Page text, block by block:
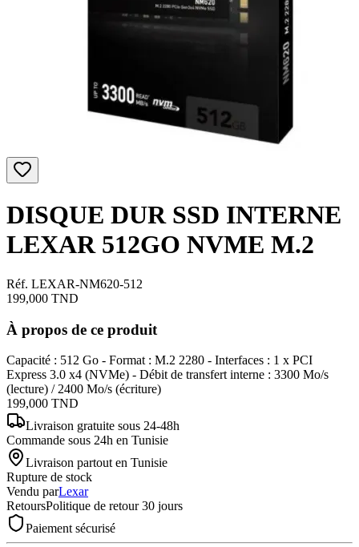
DISQUE DUR SSD INTERNE
LEXAR 512GO NVME M.2
Réf. LEXAR-NM620-512
199,000 TND
À propos de ce produit
Capacité : 512 Go - Format : M.2 2280 - Interfaces : 1 x PCI
Express 3.0 x4 (NVMe) - Débit de transfert interne : 3300 Mo/s
(lecture) / 2400 Mo/s (écriture)
199,000 TND
Livraison gratuite sous 24-48h
Commande sous 24h en Tunisie
Livraison partout en Tunisie
Rupture de stock
Vendu parLexar
RetoursPolitique de retour 30 jours
Paiement sécurisé